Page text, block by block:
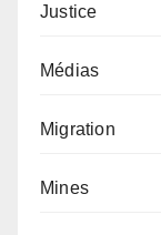
Justice
Médias
Migration
Mines